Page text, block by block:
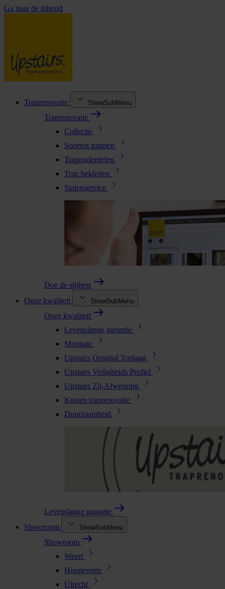
Ga naar de inhoud
Traprenovatie ShowSubMenu
Traprenovatie
Collectie
Soorten trappen
Traponderdelen
Trap bekleden
Stalenservice
Doe de stijltest
Onze kwaliteit
ShowSubMenu
Onze kwaliteit
Levenslange garantie
Montage
Upstairs Original Toplaag
Upstairs Veiligheids Profiel
Upstairs Zij-Afwerking
Kosten traprenovatie
Duurzaamheid
Levenslange garantie
Showroom
ShowSubMenu
Showroom
Weert
Hoogeveen
Utrecht